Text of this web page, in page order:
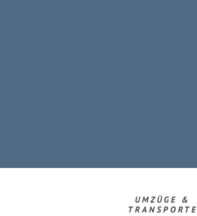
UMZÜGE &
TRANSPORTE